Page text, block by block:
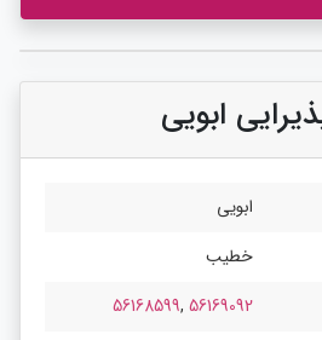
ابویی
ابویی
خطیب
56169092
,
56168599